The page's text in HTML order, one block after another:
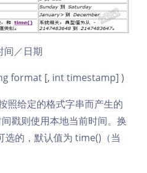
间／日期
format [, int timestamp] )
照给定的格式字串而产生的
戳则使用本地当前时间。换
的，默认值为 time()（当